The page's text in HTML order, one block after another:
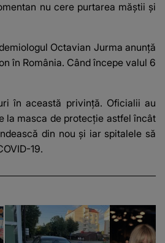
nu cere purtarea măștii și
Octavian Jurma anunţă
în România. Când începe valul 6
în această privință. Oficialii au
la masca de protecție astfel încât
din nou și iar spitalele să
19.